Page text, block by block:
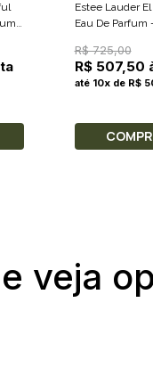
Estee Lauder
Eau De Parfum
R$ 725,00
R$ 507,50
até 10x de R$
veja